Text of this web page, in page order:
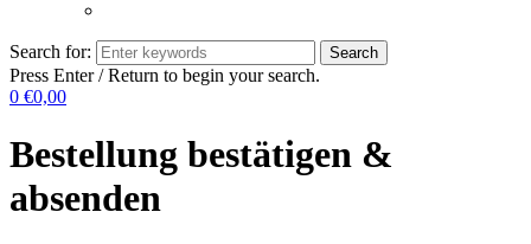
Search for:
Press Enter / Return to begin your search.
0 €0,00
Bestellung bestätigen &
absenden